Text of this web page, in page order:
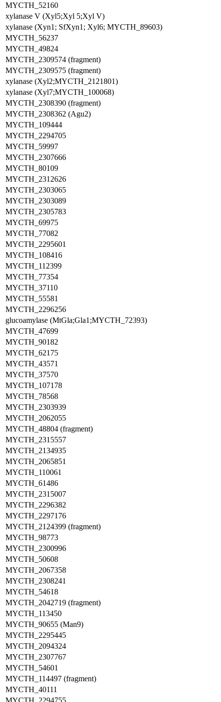
MYCTH_52160
xylanase V (Xyl5;Xyl 5;Xyl V)
xylanase (Xyn1; SfXyn1; Xyl6; MYCTH_89603)
MYCTH_56237
MYCTH_49824
MYCTH_2309574 (fragment)
MYCTH_2309575 (fragment)
xylanase (Xyl2;MYCTH_2121801)
xylanase (Xyl7;MYCTH_100068)
MYCTH_2308390 (fragment)
MYCTH_2308362 (Agu2)
MYCTH_109444
MYCTH_2294705
MYCTH_59997
MYCTH_2307666
MYCTH_80109
MYCTH_2312626
MYCTH_2303065
MYCTH_2303089
MYCTH_2305783
MYCTH_69975
MYCTH_77082
MYCTH_2295601
MYCTH_108416
MYCTH_112399
MYCTH_77354
MYCTH_37110
MYCTH_55581
MYCTH_2296256
glucoamylase (MtGla;Gla1;MYCTH_72393)
MYCTH_47699
MYCTH_90182
MYCTH_62175
MYCTH_43571
MYCTH_37570
MYCTH_107178
MYCTH_78568
MYCTH_2303939
MYCTH_2062055
MYCTH_48804 (fragment)
MYCTH_2315557
MYCTH_2134935
MYCTH_2065851
MYCTH_110061
MYCTH_61486
MYCTH_2315007
MYCTH_2296382
MYCTH_2297176
MYCTH_2124399 (fragment)
MYCTH_98773
MYCTH_2300996
MYCTH_50608
MYCTH_2067358
MYCTH_2308241
MYCTH_54618
MYCTH_2042719 (fragment)
MYCTH_113450
MYCTH_90655 (Man9)
MYCTH_2295445
MYCTH_2094324
MYCTH_2307767
MYCTH_54601
MYCTH_114497 (fragment)
MYCTH_40111
MYCTH_2294755